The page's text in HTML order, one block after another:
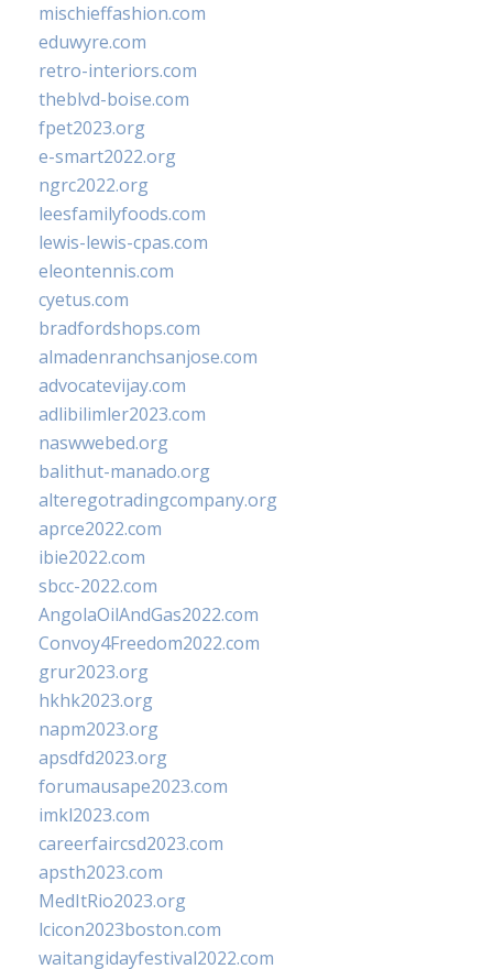
mischieffashion.com
eduwyre.com
retro-interiors.com
theblvd-boise.com
fpet2023.org
e-smart2022.org
ngrc2022.org
leesfamilyfoods.com
lewis-lewis-cpas.com
eleontennis.com
cyetus.com
bradfordshops.com
almadenranchsanjose.com
advocatevijay.com
adlibilimler2023.com
naswwebed.org
balithut-manado.org
alteregotradingcompany.org
aprce2022.com
ibie2022.com
sbcc-2022.com
AngolaOilAndGas2022.com
Convoy4Freedom2022.com
grur2023.org
hkhk2023.org
napm2023.org
apsdfd2023.org
forumausape2023.com
imkl2023.com
careerfaircsd2023.com
apsth2023.com
MedItRio2023.org
lcicon2023boston.com
waitangidayfestival2022.com